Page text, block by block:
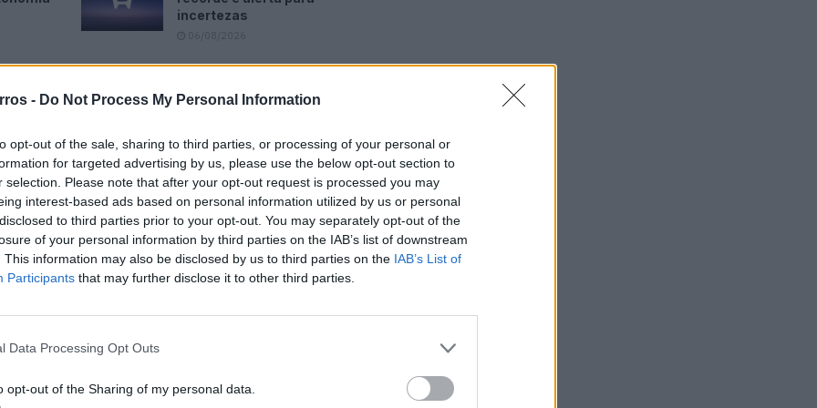
- Do Not Process My Personal Information
opt-out of the sale, sharing to third parties, or processing of your personal or
for targeted advertising by us, please use the below opt-out section to
selection. Please note that after your opt-out request is processed you may
interest-based ads based on personal information utilized by us or personal
to third parties prior to your opt-out. You may separately opt-out of the
of your personal information by third parties on the IAB’s list of downstream
This information may also be disclosed by us to third parties on the IAB’s List of
Participants that may further disclose it to other third parties.
Data Processing Opt Outs
opt-out of the Sharing of my personal data.
incertezas
que houve 26.501 acidentes com vítimas em
ocorridas no local do acidente ou durante o
feridos graves e 30.706 feridos ligeiros.
menos 9.203 acidentes (-25,8%), menos 84 vítimas
graves (-20,5%) e menos 12.496 feridos ligeiros
números desde 2016, mas nem todos os
tendência, com Viana do Castelo, Leiria, Lisboa e
de vítimas mortas na contabilidade anual.